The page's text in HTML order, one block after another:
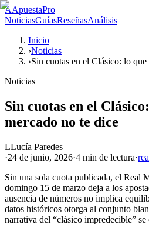
AApuestaPro
NoticiasGuíasReseñasAnálisis
Inicio
›Noticias
›Sin cuotas en el Clásico: lo
Noticias
Sin cuotas en el
mercado no te dice
LLucía Paredes
·24 de junio, 2026·4 min de lectura·
Sin una sola cuota publicada, el Real
domingo 15 de marzo deja a los
ausencia de números no implica
datos históricos otorga al conjunto
narrativa del “clásico impredecible” se